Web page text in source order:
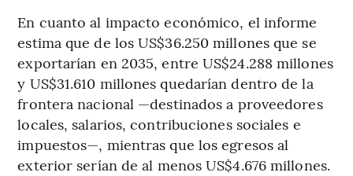
En cuanto al impacto económico, el informe
estima que de los US$36.250 millones que se
exportarían en 2035, entre US$24.288 millones
y US$31.610 millones quedarían dentro de la
frontera nacional —destinados a proveedores
locales, salarios, contribuciones sociales e
impuestos—, mientras que los egresos al
exterior serían de al menos US$4.676 millones.